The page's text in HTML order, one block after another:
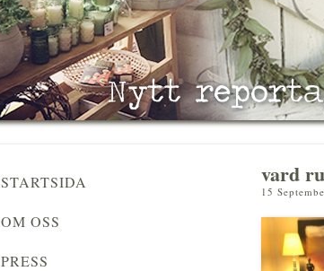
vard
15
STARTSIDA
OM OSS
PRESS